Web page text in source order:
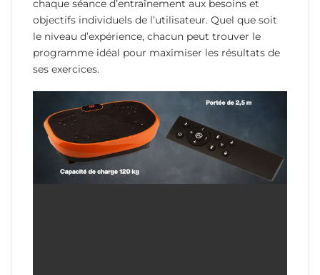
chaque séance d’entraînement aux besoins et
objectifs individuels de l’utilisateur. Quel que soit
le niveau d’expérience, chacun peut trouver le
programme idéal pour maximiser les résultats de
ses exercices.